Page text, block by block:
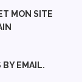
MON SITE
BY EMAIL.